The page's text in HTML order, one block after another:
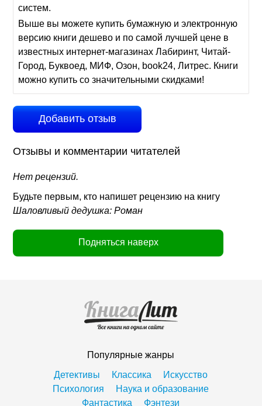
систем.
Выше вы можете купить бумажную и электронную
версию книги дешево и по самой лучшей цене в
известных интернет-магазинах Лабиринт, Читай-
Город, Буквоед, МИФ, Озон, book24, Литрес. Книги
можно купить со значительными скидками!
Добавить отзыв
Отзывы и комментарии читателей
Нет рецензий.
Будьте первым, кто напишет рецензию на книгу
Шаловливый дедушка: Роман
Подняться наверх
Популярные жанры
Детективы
Классика
Искусство
Психология
Наука и образование
Фантастика
Фэнтези